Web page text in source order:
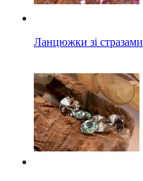
Ланцюжки зі стразами